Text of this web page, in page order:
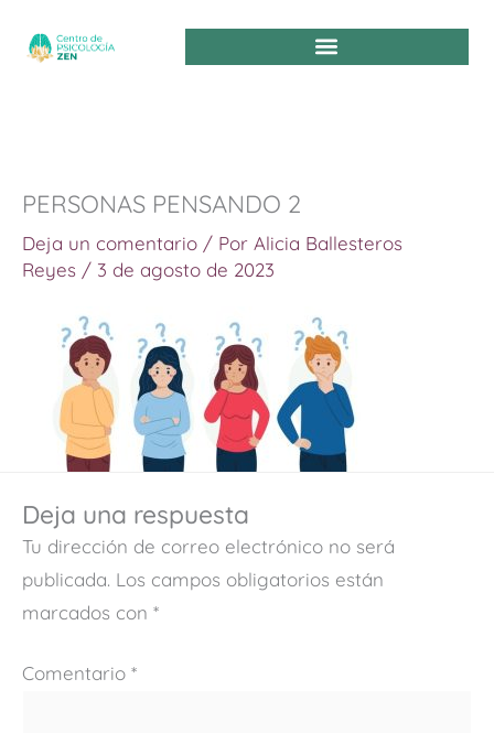
PERSONAS PENSANDO 2
Deja un comentario / Por Alicia Ballesteros
Reyes / 3 de agosto de 2023
Deja una respuesta
Tu dirección de correo electrónico no será
publicada. Los campos obligatorios están
marcados con *
Comentario *